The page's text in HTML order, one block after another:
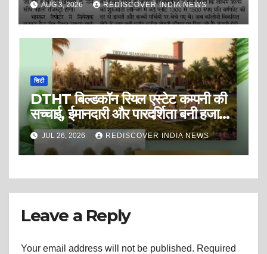
की पत्रकारिता? या सफेद पोश ब्लैकमेलिंग
पत्रकारिता?
AUG 3, 2026 REDISCOVER INDIA NEWS
सिटी
DTHT बिल्डकॉन रियल एस्टेट कम्पनी की
सच्चाई, ईमानदारी और पारदर्शिता बनी हजारों
ग्राहकों की पहली पसंद!! DTHT
Buildcon Pvt.Ltd लाया है आपके लिए
एक सुनहरा अवसर! इंदौर-उज्जैन रोड पर
शाकंभरी रेसीडेंसी’ (Dream
JUL 26, 2026 REDISCOVER INDIA NEWS
Leave a Reply
Your email address will not be published. Required